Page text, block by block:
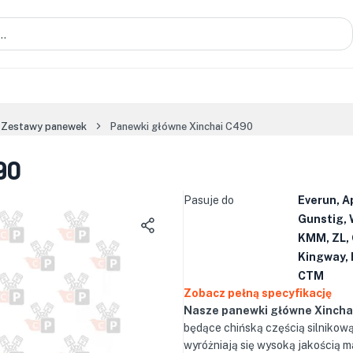
Zestawy panewek Panewki główne Xinchai C490
Pasuje do
Everun,
Gunstig,
KMM,
Kingway,
CTM
Zobacz pełną specyfikację
Nasze panewki główne
będące chińską częścią silnikową,
wyróżniają się wysoką jakością